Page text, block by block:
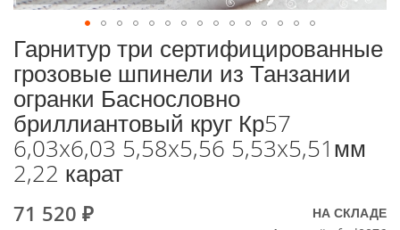
Гарнитур три сертифицированные
грозовые шпинели из Танзании
огранки Баснословно
бриллиантовый круг Кр57
6,03x6,03 5,58x5,56 5,53x5,51мм
2,22 карат
Special
71 520 ₽
НА СКЛАДЕ
К
началу
галереи
изображений